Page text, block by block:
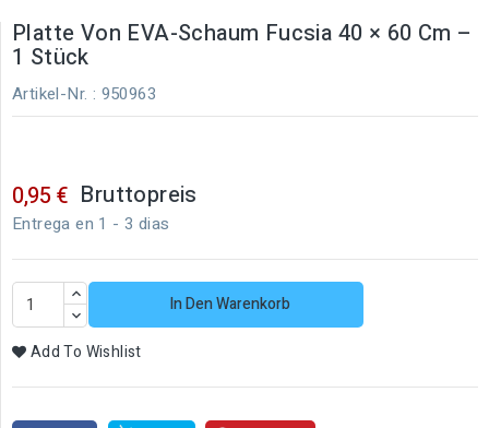
Platte Von EVA-Schaum Fucsia 40 × 60 Cm –
1 Stück
Artikel-Nr. : 950963
0,95 € Bruttopreis
Entrega en 1 - 3 dias
In Den Warenkorb
Add To Wishlist